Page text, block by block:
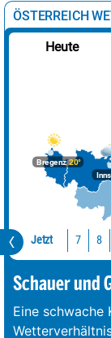
ÖSTERREICH
Heute
Bregenz20°
Jetzt 7 8
Schauer und
Eine